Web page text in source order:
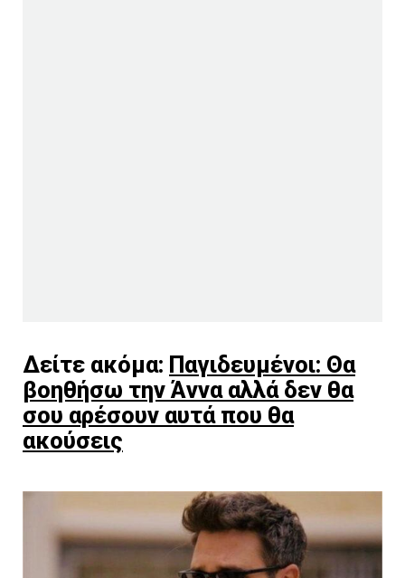
Δείτε ακόμα: Παγιδευμένοι: Θα
βοηθήσω την Άννα αλλά δεν θα
σου αρέσουν αυτά που θα
ακούσεις